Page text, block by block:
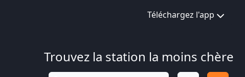
Téléchargez l'app
Trouvez la station la moins chère